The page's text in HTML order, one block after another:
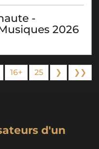
-
2026
16+ 25 ❯ ❯❯
d'un